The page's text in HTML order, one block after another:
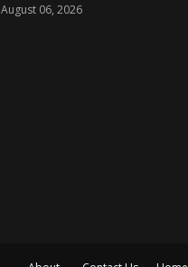
August 06, 2026